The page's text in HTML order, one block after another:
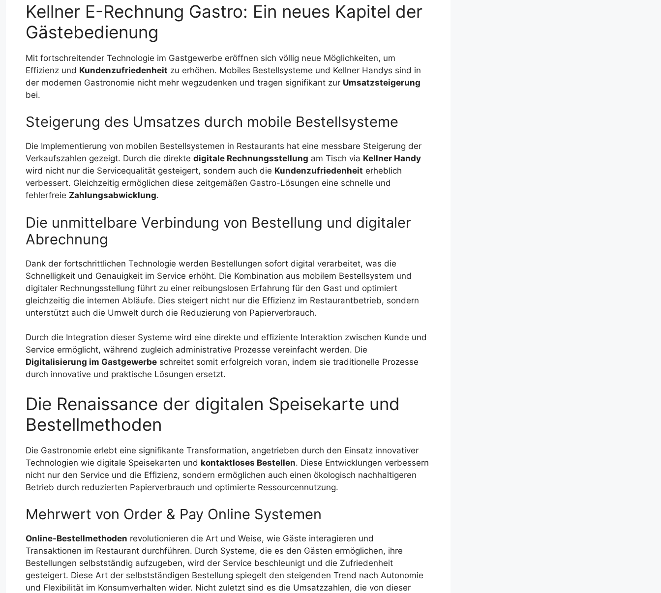
Kellner E-Rechnung Gastro: Ein neues Kapitel der
Gästebedienung
Mit fortschreitender Technologie im Gastgewerbe eröffnen sich völlig neue Möglichkeiten, um
Effizienz und Kundenzufriedenheit zu erhöhen. Mobiles Bestellsysteme und Kellner Handys sind in
der modernen Gastronomie nicht mehr wegzudenken und tragen signifikant zur Umsatzsteigerung
bei.
Steigerung des Umsatzes durch mobile Bestellsysteme
Die Implementierung von mobilen Bestellsystemen in Restaurants hat eine messbare Steigerung der
Verkaufszahlen gezeigt. Durch die direkte digitale Rechnungsstellung am Tisch via Kellner Handy
wird nicht nur die Servicequalität gesteigert, sondern auch die Kundenzufriedenheit erheblich
verbessert. Gleichzeitig ermöglichen diese zeitgemäßen Gastro-Lösungen eine schnelle und
fehlerfreie Zahlungsabwicklung.
Die unmittelbare Verbindung von Bestellung und digitaler
Abrechnung
Dank der fortschrittlichen Technologie werden Bestellungen sofort digital verarbeitet, was die
Schnelligkeit und Genauigkeit im Service erhöht. Die Kombination aus mobilem Bestellsystem und
digitaler Rechnungsstellung führt zu einer reibungslosen Erfahrung für den Gast und optimiert
gleichzeitig die internen Abläufe. Dies steigert nicht nur die Effizienz im Restaurantbetrieb, sondern
unterstützt auch die Umwelt durch die Reduzierung von Papierverbrauch.
Durch die Integration dieser Systeme wird eine direkte und effiziente Interaktion zwischen Kunde und
Service ermöglicht, während zugleich administrative Prozesse vereinfacht werden. Die
Digitalisierung im Gastgewerbe schreitet somit erfolgreich voran, indem sie traditionelle Prozesse
durch innovative und praktische Lösungen ersetzt.
Die Renaissance der digitalen Speisekarte und
Bestellmethoden
Die Gastronomie erlebt eine signifikante Transformation, angetrieben durch den Einsatz innovativer
Technologien wie digitale Speisekarten und kontaktloses Bestellen. Diese Entwicklungen verbessern
nicht nur den Service und die Effizienz, sondern ermöglichen auch einen ökologisch nachhaltigeren
Betrieb durch reduzierten Papierverbrauch und optimierte Ressourcennutzung.
Mehrwert von Order & Pay Online Systemen
Online-Bestellmethoden revolutionieren die Art und Weise, wie Gäste interagieren und
Transaktionen im Restaurant durchführen. Durch Systeme, die es den Gästen ermöglichen, ihre
Bestellungen selbstständig aufzugeben, wird der Service beschleunigt und die Zufriedenheit
gesteigert. Diese Art der selbstständigen Bestellung spiegelt den steigenden Trend nach Autonomie
und Flexibilität im Konsumverhalten wider. Nicht zuletzt sind es die Umsatzzahlen, die von dieser